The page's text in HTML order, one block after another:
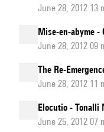
June 28, 2012 13
Mise-en-abyme -
June 28, 2012 09
The Re-
June 28, 2012 11
Elocutio - Tonalli
June 25, 2012 07